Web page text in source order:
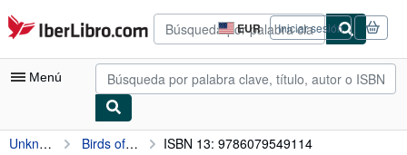
Pasar al contenido principal
IberLibro.com EUR
Preferencias
de
compra
del
Iniciar sesión
Menú
Mi cuenta
Unknown Birds of Mayakoba ISBN 13: 9786079549114